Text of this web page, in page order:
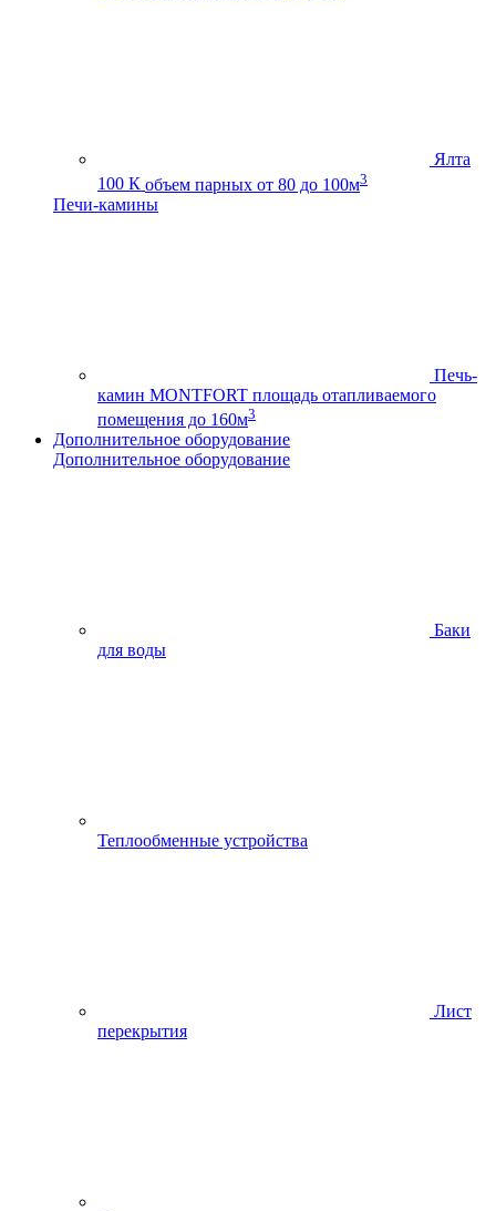
Ялта
100 К объем парных от 80 до 100м3
Печи-камины
Печь-
камин MONTFORT площадь отапливаемого
помещения до 160м3
Дополнительное оборудование
Дополнительное оборудование
Баки
для воды
Теплообменные устройства
Лист
перекрытия